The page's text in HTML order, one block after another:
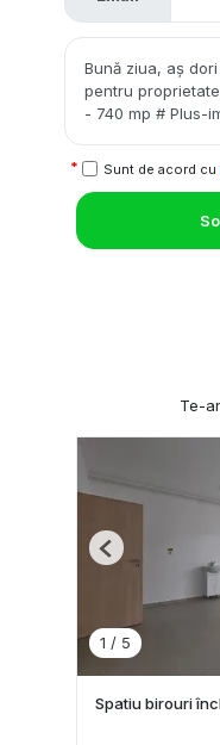
Sunt de acord cu
Te-
1 / 5
Previous
Spatiu birouri